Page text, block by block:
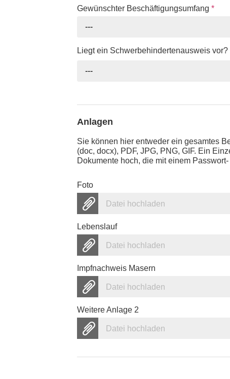
Gewünschter Beschäftigungsumfang *
---
Liegt ein Schwerbehindertenausweis vor?
---
Anlagen
Sie können hier entweder ein gesamtes
(doc, docx), PDF, JPG, PNG, GIF. Ein
Dokumente hoch, die mit einem
Foto
Datei hochladen
Lebenslauf
Datei hochladen
Impfnachweis Masern
Datei hochladen
Weitere Anlage 2
Datei hochladen